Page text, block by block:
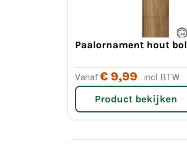
Paalornament hout bol
Vanaf€ 9,99 incl. BTW
Product bekijken